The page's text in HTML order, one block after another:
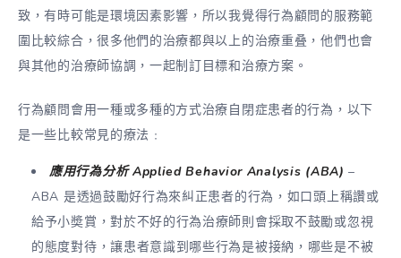
致，有時可能是環境因素影響，所以我覺得行為顧問的服務範
圍比較綜合，很多他們的治療都與以上的治療重叠，他們也會
與其他的治療師協調，一起制訂目標和治療方案。
行為顧問會用一種或多種的方式治療自閉症患者的行為，以下
是一些比較常見的療法﹕
應用行為分析 Applied Behavior Analysis (ABA) –
ABA 是透過鼓勵好行為來糾正患者的行為，如口頭上稱讚或
給予小奬賞，對於不好的行為治療師則會採取不鼓勵或忽視
的態度對待，讓患者意識到哪些行為是被接納，哪些是不被